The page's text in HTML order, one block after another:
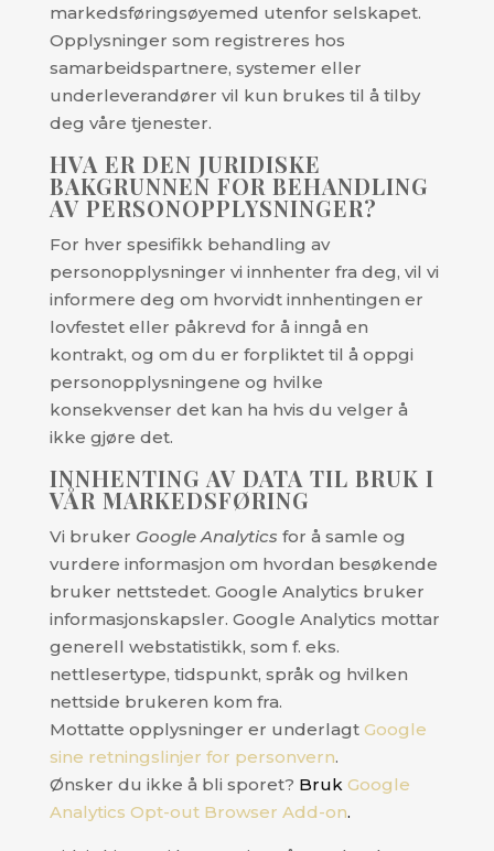
markedsføringsøyemed utenfor selskapet.
Opplysninger som registreres hos
samarbeidspartnere, systemer eller
underleverandører vil kun brukes til å tilby
deg våre tjenester.
HVA ER DEN JURIDISKE
BAKGRUNNEN FOR BEHANDLING
AV PERSONOPPLYSNINGER?
For hver spesifikk behandling av
personopplysninger vi innhenter fra deg, vil vi
informere deg om hvorvidt innhentingen er
lovfestet eller påkrevd for å inngå en
kontrakt, og om du er forpliktet til å oppgi
personopplysningene og hvilke
konsekvenser det kan ha hvis du velger å
ikke gjøre det.
INNHENTING AV DATA TIL BRUK I
VÅR MARKEDSFØRING
Vi bruker Google Analytics for å samle og
vurdere informasjon om hvordan besøkende
bruker nettstedet. Google Analytics bruker
informasjonskapsler. Google Analytics mottar
generell webstatistikk, som f. eks.
nettlesertype, tidspunkt, språk og hvilken
nettside brukeren kom fra.
Mottatte opplysninger er underlagt Google
sine retningslinjer for personvern.
Ønsker du ikke å bli sporet? Bruk Google
Analytics Opt-out Browser Add-on.